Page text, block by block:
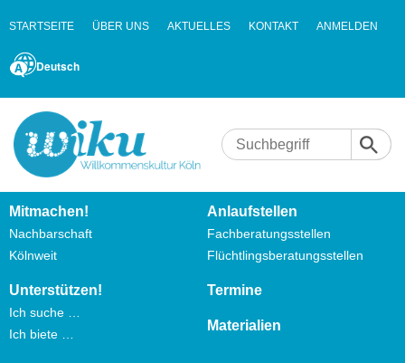
STARTSEITE ÜBER UNS AKTUELLES KONTAKT ANMELDEN
Deutsch
Mitmachen!
Nachbarschaft
Kölnweit
Anlaufstellen
Fachberatungsstellen
Flüchtlingsberatungsstellen
Unterstützen!
Ich suche …
Ich biete …
Termine
Materialien